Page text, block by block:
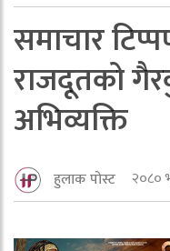
समाचार
राजदूतको
अभिव्यक्ति
हुलाक पोस्ट २०८०